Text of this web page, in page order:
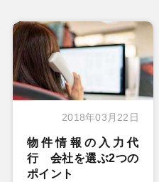
2018年03月22日
物件情報の入力代
行 会社を選ぶ2つの
ポイント